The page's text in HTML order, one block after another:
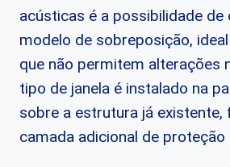
acústicas é a possibilidade de
modelo de sobreposição,
que não permitem alterações
tipo de janela é instalado na
sobre a estrutura já
camada adicional de proteção